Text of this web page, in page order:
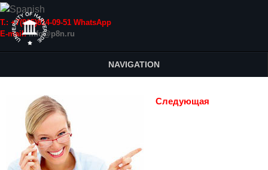
Т.: +7(915)814-09-51 WhatsApp
E-mail:info@p8n.ru
NAVIGATION
Следующая